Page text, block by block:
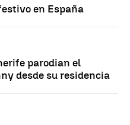
en España
parodian el
desde su residencia